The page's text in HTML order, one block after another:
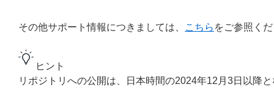
その他サポート情報につきましては、 こちら をご参照く
ヒント
リポジトリへの公開は、日本時間の2024年12月3日以降